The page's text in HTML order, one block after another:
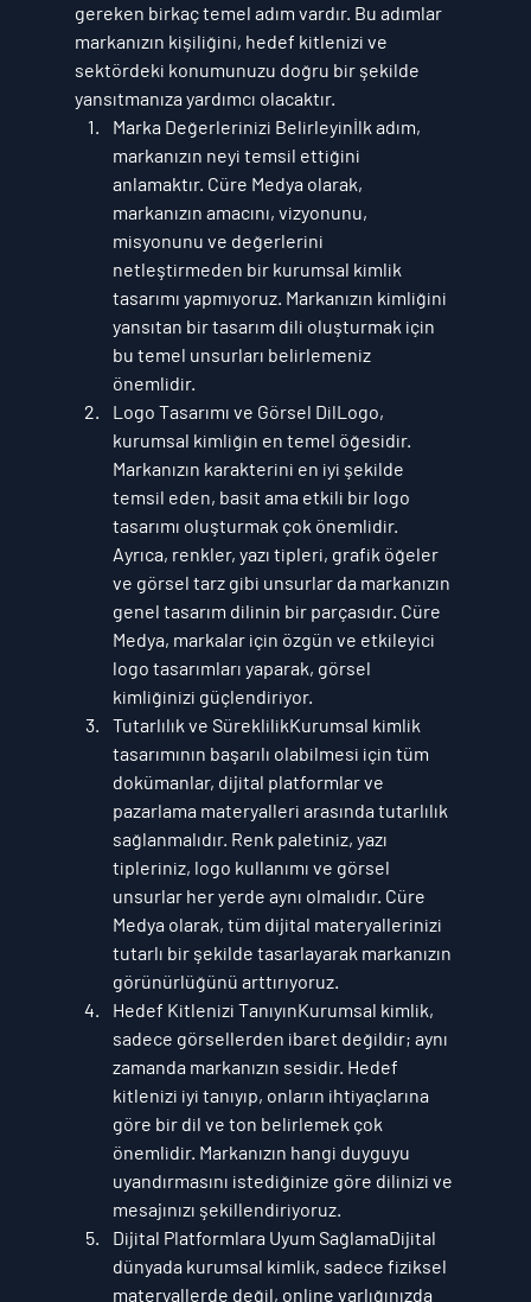
gereken birkaç temel adım vardır. Bu adımlar
markanızın kişiliğini, hedef kitlenizi ve
sektördeki konumunuzu doğru bir şekilde
yansıtmanıza yardımcı olacaktır.
Marka Değerlerinizi Belirleyinİlk adım,
markanızın neyi temsil ettiğini
anlamaktır. Cüre Medya olarak,
markanızın amacını, vizyonunu,
misyonunu ve değerlerini
netleştirmeden bir kurumsal kimlik
tasarımı yapmıyoruz. Markanızın kimliğini
yansıtan bir tasarım dili oluşturmak için
bu temel unsurları belirlemeniz
önemlidir.
Logo Tasarımı ve Görsel DilLogo,
kurumsal kimliğin en temel öğesidir.
Markanızın karakterini en iyi şekilde
temsil eden, basit ama etkili bir logo
tasarımı oluşturmak çok önemlidir.
Ayrıca, renkler, yazı tipleri, grafik öğeler
ve görsel tarz gibi unsurlar da markanızın
genel tasarım dilinin bir parçasıdır. Cüre
Medya, markalar için özgün ve etkileyici
logo tasarımları yaparak, görsel
kimliğinizi güçlendiriyor.
Tutarlılık ve SüreklilikKurumsal kimlik
tasarımının başarılı olabilmesi için tüm
dokümanlar, dijital platformlar ve
pazarlama materyalleri arasında tutarlılık
sağlanmalıdır. Renk paletiniz, yazı
tipleriniz, logo kullanımı ve görsel
unsurlar her yerde aynı olmalıdır. Cüre
Medya olarak, tüm dijital materyallerinizi
tutarlı bir şekilde tasarlayarak markanızın
görünürlüğünü arttırıyoruz.
Hedef Kitlenizi TanıyınKurumsal kimlik,
sadece görsellerden ibaret değildir; aynı
zamanda markanızın sesidir. Hedef
kitlenizi iyi tanıyıp, onların ihtiyaçlarına
göre bir dil ve ton belirlemek çok
önemlidir. Markanızın hangi duyguyu
uyandırmasını istediğinize göre dilinizi ve
mesajınızı şekillendiriyoruz.
Dijital Platformlara Uyum SağlamaDijital
dünyada kurumsal kimlik, sadece fiziksel
materyallerde değil, online varlığınızda